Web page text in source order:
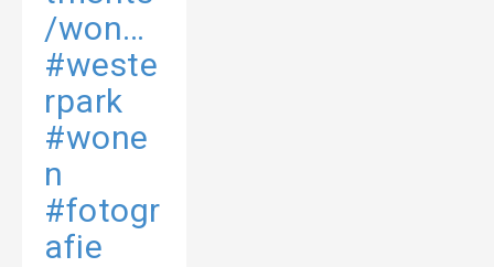
/won…
#weste
rpark
#wone
n
#fotogr
afie